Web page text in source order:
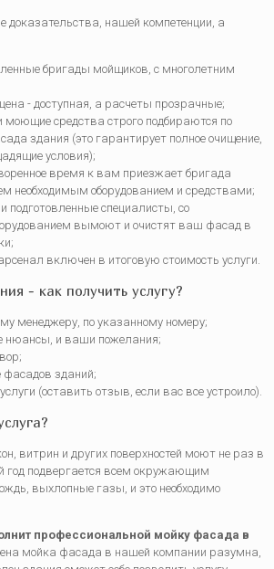
доказательства, нашей компетенции, а
бригады мойщиков, с многолетним
- доступная, а расчеты прозрачные;
моющие средства строго подбираются по
здания (это гарантирует полное очищение,
условия);
время к вам приезжает бригада
необходимым оборудованием и средствами;
подготовленные специалисты, со
вымоют и очистят ваш фасад в
включен в итоговую стоимость услуги.
- как получить услугу?
менеджеру, по указанному номеру;
нюансы, и ваши пожелания;
зданий;
(оставить отзыв, если вас все устроило).
витрин и других поверхностей моют не раз в
год подвергается всем окружающим
выхлопные газы, и это необходимо
профессиональной мойку фасада в
мойка фасада в нашей компании разумна,